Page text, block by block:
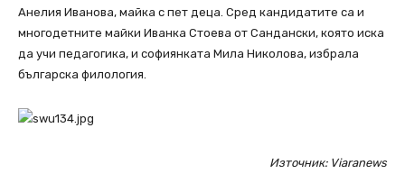
Анелия Иванова, майка с пет деца. Сред кандидатите са и
многодетните майки Иванка Стоева от Сандански, която иска
да учи педагогика, и софиянката Мила Николова, избрала
българска филология.
Източник: Viaranews